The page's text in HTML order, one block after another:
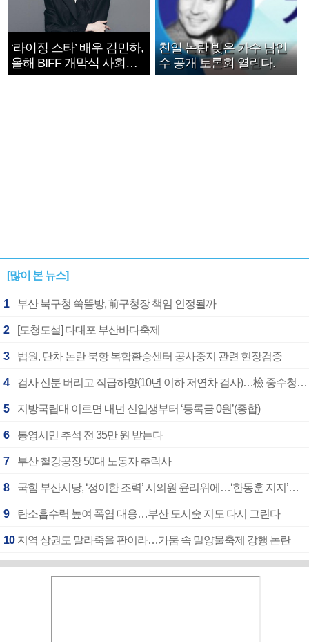
‘라이징 스타’ 배우 김민하,
올해 BIFF 개막식 사회자
확정
친일 논란 빚은 가수 남인
수 공개 토론회 열린다.
[많이 본 뉴스]
1 부산 북구청 쑥뜸방, 前구청장 책임 인정될까
2 [도청도설] 다대포 부산바다축제
3 법원, 단차 논란 북항 복합환승센터 공사중지 관련 현장검증
4 검사 신분 버리고 직급하향(10년 이하 저연차 검사)…檢 중수청행 기피
5 지방국립대 이르면 내년 신입생부터 ‘등록금 0원’(종합)
6 통영시민 추석 전 35만 원 받는다
7 부산 철강공장 50대 노동자 추락사
8 국힘 부산시당, ‘정이한 조력’ 시의원 윤리위에…‘한동훈 지지’도 신고접수
9 탄소흡수력 높여 폭염 대응…부산 도시숲 지도 다시 그린다
10 지역 상권도 말라죽을 판이라…가뭄 속 밀양물축제 강행 논란